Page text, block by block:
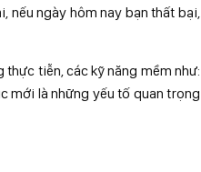
nếu ngày hôm nay bạn thất bại,
tiễn, các kỹ năng mềm như:
mới là những yếu tố quan trọng